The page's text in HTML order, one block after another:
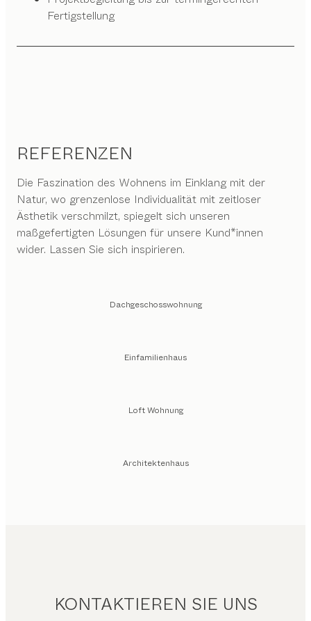
Fertigstellung
REFERENZEN
Die Faszination des Wohnens im Einklang mit der
Natur, wo grenzenlose Individualität mit zeitloser
Ästhetik verschmilzt, spiegelt sich unseren
maßgefertigten Lösungen für unsere Kund*innen
wider. Lassen Sie sich inspirieren.
Dachgeschosswohnung
Einfamilienhaus
Loft Wohnung
Architektenhaus
KONTAKTIEREN SIE UNS